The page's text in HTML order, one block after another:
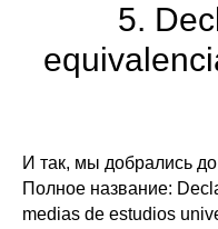
5.
И так, мы добрались
Полное название:
medias de estudios